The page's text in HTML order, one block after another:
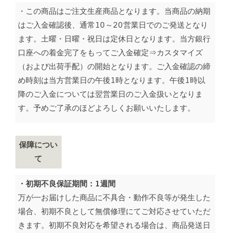
・この商品はご注文生産商品となります。当商品の納期
はご入金確認後、通常10～20営業日でのご発送となり
ます。土曜・日曜・祝日は定休日となります。当方銀行
口座への着金完了をもってご入金確定⇒カスタマイズ
（および出荷手配）の開始となります。ご入金確認の締
め時刻は当方営業日の午後1時となります。午後1時以
降のご入金については翌営業日のご入金扱いとなりま
す。予めご了承のほどよろしくお願いいたします。
保障につい
て
・初期不良保証期間：1週間
万が一お届けした商品に不具合・動作不良等が発生した
場合、初期不良として無償修理にてご対応させていただ
きます。初期不良対応を希望される場合は、商品発送日